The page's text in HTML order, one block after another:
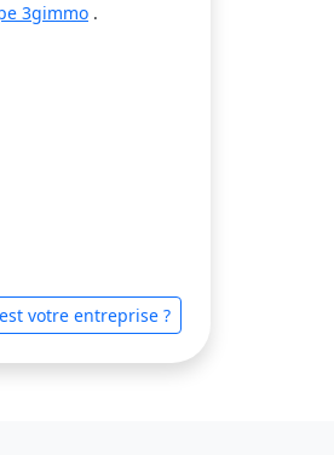
3gimmo .
votre entreprise ?